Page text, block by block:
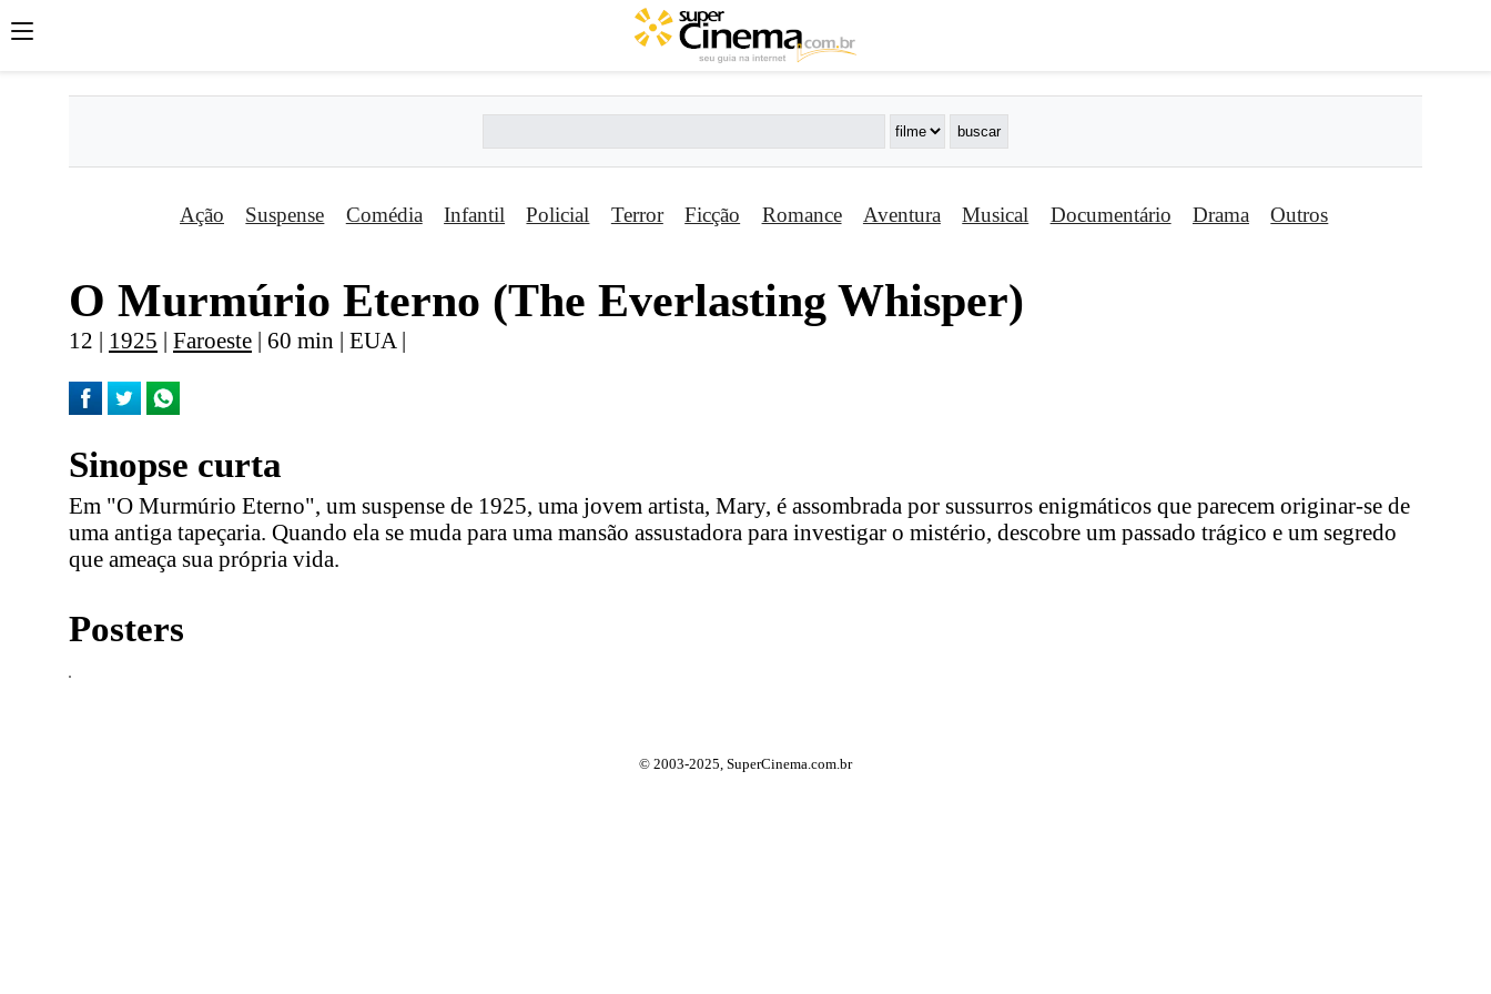
Ação Suspense Comédia Infantil Policial Terror Ficção Romance Aventura Musical Documentário Drama Outros
O Murmúrio Eterno (The Everlasting Whisper)
12 | 1925 | Faroeste | 60 min | EUA |
Sinopse curta
Em "O Murmúrio Eterno", um suspense de 1925, uma jovem artista, Mary, é assombrada por sussurros enigmáticos que parecem originar-se de
uma antiga tapeçaria. Quando ela se muda para uma mansão assustadora para investigar o mistério, descobre um passado trágico e um segredo
que ameaça sua própria vida.
Posters
© 2003-2025, SuperCinema.com.br